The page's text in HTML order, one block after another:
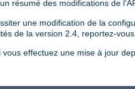
résumé des modifications de
une modification de la
de la version 2.4, reportez-
effectuez une mise à jour